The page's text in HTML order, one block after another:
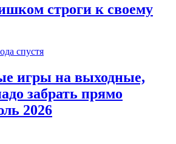
строги к своему
спустя
игры на выходные,
забрать прямо
2026